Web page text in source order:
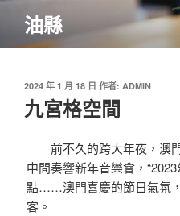
主
油縣
發
佈
於
2024 年 1 月 18 日 作者: ADMIN
九宮格空間
前不久的跨大年夜，澳
中間奏響新年音樂會，
點……澳門喜慶的節日氣氛
客。